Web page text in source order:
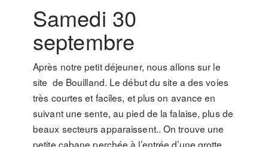
Samedi 30
septembre
Après notre petit déjeuner, nous allons sur le
site de Bouilland. Le début du site a des voies
très courtes et faciles, et plus on avance en
suivant une sente, au pied de la falaise, plus de
beaux secteurs apparaissent.. On trouve une
petite cabane perchée à l’entrée d’une grotte